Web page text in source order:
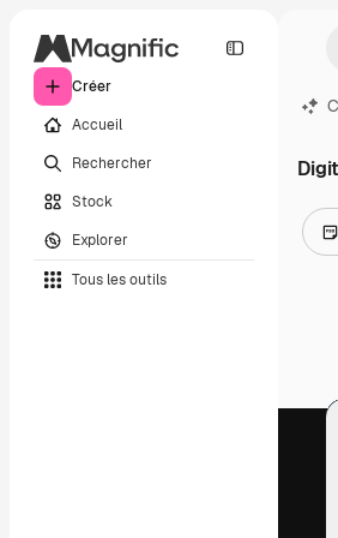
Créer
Accueil
Rechercher
Stock
Explorer
Tous les outils